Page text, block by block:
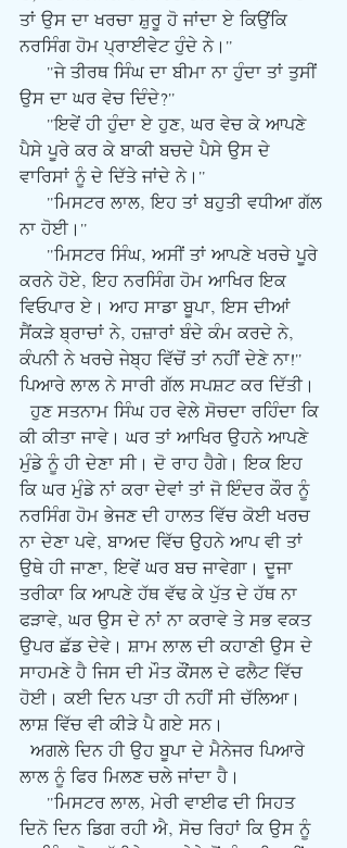
ਤਾਂ ਉਸ ਦਾ ਖਰਚਾ ਸ਼ੁਰੂ ਹੋ ਜਾਂਦਾ ਏ ਕਿਉਂਕਿ
ਨਰਸਿੰਗ ਹੋਮ ਪ੍ਰਾਈਵੇਟ ਹੁੰਦੇ ਨੇ।"
ਉਸ ਦਾ ਘਰ ਵੇਚ ਦਿੰਦੇ?"
ਪੈਸੇ ਪੂਰੇ ਕਰ ਕੇ ਬਾਕੀ ਬਚਦੇ ਪੈਸੇ ਉਸ ਦੇ
ਵਾਰਿਸਾਂ ਨੂੰ ਦੇ ਦਿੱਤੇ ਜਾਂਦੇ ਨੇ।"
ਨਾ ਹੋਈ।"
ਕਰਨੇ ਹੋਏ, ਇਹ ਨਰਸਿੰਗ ਹੋਮ ਆਖਿਰ ਇਕ
ਵਿਓਪਾਰ ਏ। ਆਹ ਸਾਡਾ ਬੂਪਾ, ਇਸ ਦੀਆਂ
ਸੈਂਕੜੇ ਬ੍ਰਾਚਾਂ ਨੇ, ਹਜ਼ਾਰਾਂ ਬੰਦੇ ਕੰਮ ਕਰਦੇ ਨੇ,
ਕੰਪਨੀ ਨੇ ਖਰਚੇ ਜੇਬ੍ਹ ਵਿੱਚੋਂ ਤਾਂ ਨਹੀਂ ਦੇਣੇ ਨਾ!"
ਪਿਆਰੇ ਲਾਲ ਨੇ ਸਾਰੀ ਗੱਲ ਸਪਸ਼ਟ ਕਰ ਦਿੱਤੀ।
  ਹੁਣ ਸਤਨਾਮ ਸਿੰਘ ਹਰ ਵੇਲੇ ਸੋਚਦਾ ਰਹਿੰਦਾ ਕਿ
ਕੀ ਕੀਤਾ ਜਾਵੇ। ਘਰ ਤਾਂ ਆਖਿਰ ਉਹਨੇ ਆਪਣੇ
ਮੁੰਡੇ ਨੂੰ ਹੀ ਦੇਣਾ ਸੀ। ਦੋ ਰਾਹ ਹੈਗੇ। ਇਕ ਇਹ
ਕਿ ਘਰ ਮੁੰਡੇ ਨਾਂ ਕਰਾ ਦੇਵਾਂ ਤਾਂ ਜੋ ਇੰਦਰ ਕੌਰ ਨੂੰ
ਨਰਸਿੰਗ ਹੋਮ ਭੇਜਣ ਦੀ ਹਾਲਤ ਵਿੱਚ ਕੋਈ ਖਰਚ
ਨਾ ਦੇਣਾ ਪਵੇ, ਬਾਅਦ ਵਿੱਚ ਉਹਨੇ ਆਪ ਵੀ ਤਾਂ
ਉਥੇ ਹੀ ਜਾਣਾ, ਇਵੇਂ ਘਰ ਬਚ ਜਾਵੇਗਾ। ਦੂਜਾ
ਤਰੀਕਾ ਕਿ ਆਪਣੇ ਹੱਥ ਵੱਢ ਕੇ ਪੁੱਤ ਦੇ ਹੱਥ ਨਾ
ਫੜਾਵੇ, ਘਰ ਉਸ ਦੇ ਨਾਂ ਨਾ ਕਰਾਵੇ ਤੇ ਸਭ ਵਕਤ
ਉਪਰ ਛੱਡ ਦੇਵੇ। ਸ਼ਾਮ ਲਾਲ ਦੀ ਕਹਾਣੀ ਉਸ ਦੇ
ਸਾਹਮਣੇ ਹੈ ਜਿਸ ਦੀ ਮੌਤ ਕੌਂਸਲ ਦੇ ਫਲੈਟ ਵਿੱਚ
ਹੋਈ। ਕਈ ਦਿਨ ਪਤਾ ਹੀ ਨਹੀਂ ਸੀ ਚੱਲਿਆ।
ਲਾਸ਼ ਵਿੱਚ ਵੀ ਕੀੜੇ ਪੈ ਗਏ ਸਨ।
ਲਾਲ ਨੂੰ ਫਿਰ ਮਿਲਣ ਚਲੇ ਜਾਂਦਾ ਹੈ।
ਦਿਨੋ ਦਿਨ ਡਿਗ ਰਹੀ ਐ, ਸੋਚ ਰਿਹਾਂ ਕਿ ਉਸ ਨੂੰ